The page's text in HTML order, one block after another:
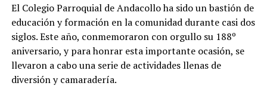
El Colegio Parroquial de Andacollo ha sido un bastión de
educación y formación en la comunidad durante casi dos
siglos. Este año, conmemoraron con orgullo su 188º
aniversario, y para honrar esta importante ocasión, se
llevaron a cabo una serie de actividades llenas de
diversión y camaradería.